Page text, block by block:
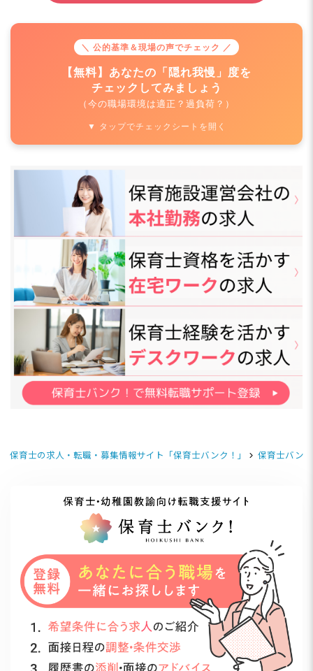
登録・相談無料
希望に合う求人の
紹介を受ける
＼ 公的基準＆現場の声でチェック ／
【無料】あなたの「隠れ我慢」度を
チェックしてみましょう
（今の職場環境は適正？過負荷？）
▼ タップでチェックシートを開く
保育士の求人・転職・募集情報サイト「保育士バンク！」 保育士バン